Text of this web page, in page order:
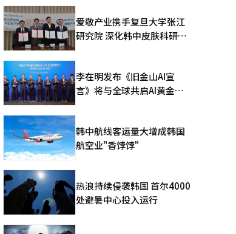
爱敬产业携手复旦大学张江
研究院 深化韩中皮肤科研合
李在明发布《旧金山AI宣
言》将与全球共启AI黄金时
韩中航线客运量大增成韩国
航空业"香饽饽"
热浪持续侵袭韩国 首尔4000
处避暑中心投入运行